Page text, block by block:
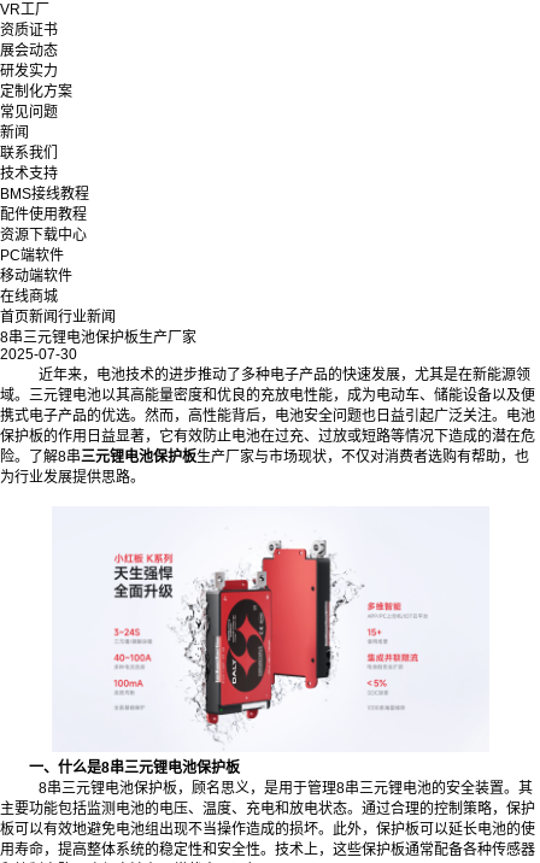
VR工厂
资质证书
展会动态
研发实力
定制化方案
常见问题
新闻
联系我们
技术支持
BMS接线教程
配件使用教程
资源下载中心
PC端软件
移动端软件
在线商城
首页新闻行业新闻
8串三元锂电池保护板生产厂家
2025-07-30
近年来，电池技术的进步推动了多种电子产品的快速发展，尤其是在新能源领
域。三元锂电池以其高能量密度和优良的充放电性能，成为电动车、储能设备以及便
携式电子产品的优选。然而，高性能背后，电池安全问题也日益引起广泛关注。电池
保护板的作用日益显著，它有效防止电池在过充、过放或短路等情况下造成的潜在危
险。了解8串三元锂电池保护板生产厂家与市场现状，不仅对消费者选购有帮助，也
为行业发展提供思路。
一、什么是8串三元锂电池保护板
8串三元锂电池保护板，顾名思义，是用于管理8串三元锂电池的安全装置。其
主要功能包括监测电池的电压、温度、充电和放电状态。通过合理的控制策略，保护
板可以有效地避免电池组出现不当操作造成的损坏。此外，保护板可以延长电池的使
用寿命，提高整体系统的稳定性和安全性。技术上，这些保护板通常配备各种传感器